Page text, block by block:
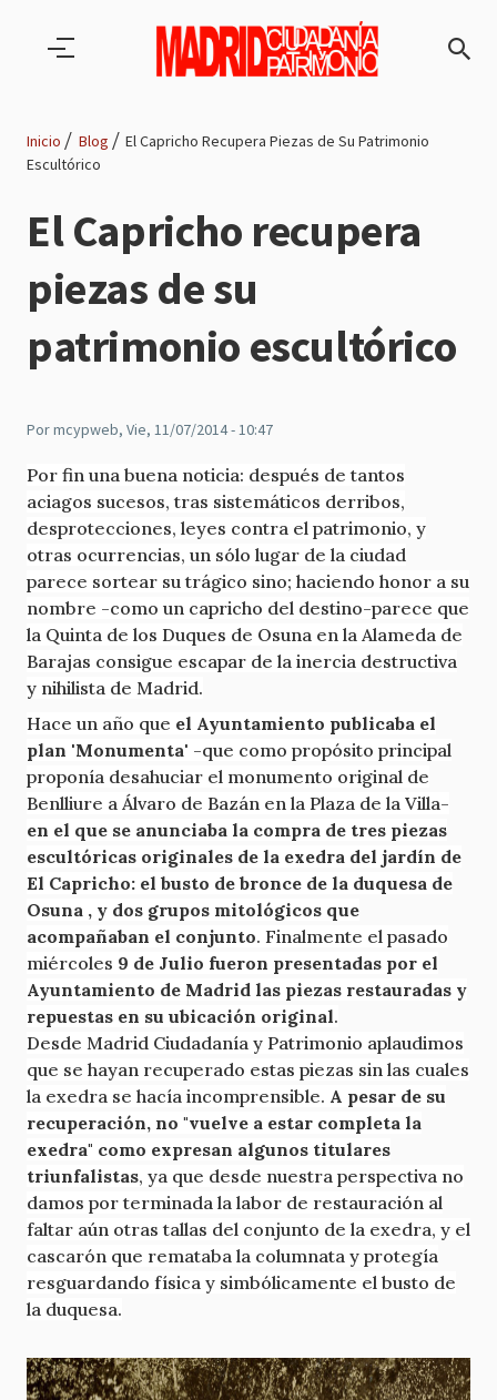
de
navegación
Inicio Blog
El Capricho Recupera Piezas de Su Patrimonio
Escultórico
El Capricho recupera
piezas de su
patrimonio escultórico
Pormcypweb, Vie, 11/07/2014 - 10:47
Por fin una buena noticia: después de tantos
aciagos sucesos, tras sistemáticos derribos,
desprotecciones, leyes contra el patrimonio, y
otras ocurrencias, un sólo lugar de la ciudad
parece sortear su trágico sino; haciendo honor a su
nombre -como un capricho del destino-parece que
la Quinta de los Duques de Osuna en la Alameda de
Barajas consigue escapar de la inercia destructiva
y nihilista de Madrid.
Hace un año que el Ayuntamiento publicaba el
plan 'Monumenta' -que como propósito principal
proponía desahuciar el monumento original de
Benlliure a Álvaro de Bazán en la Plaza de la Villa-
en el que se anunciaba la compra de tres piezas
escultóricas originales de la exedra del jardín de
El Capricho: el busto de bronce de la duquesa de
Osuna , y dos grupos mitológicos que
acompañaban el conjunto. Finalmente el pasado
miércoles 9 de Julio fueron presentadas por el
Ayuntamiento de Madrid las piezas restauradas y
repuestas en su ubicación original.
Desde Madrid Ciudadanía y Patrimonio aplaudimos
que se hayan recuperado estas piezas sin las cuales
la exedra se hacía incomprensible. A pesar de su
recuperación, no "vuelve a estar completa la
exedra" como expresan algunos titulares
triunfalistas, ya que desde nuestra perspectiva no
damos por terminada la labor de restauración al
faltar aún otras tallas del conjunto de la exedra, y el
cascarón que remataba la columnata y protegía
resguardando física y simbólicamente el busto de
la duquesa.